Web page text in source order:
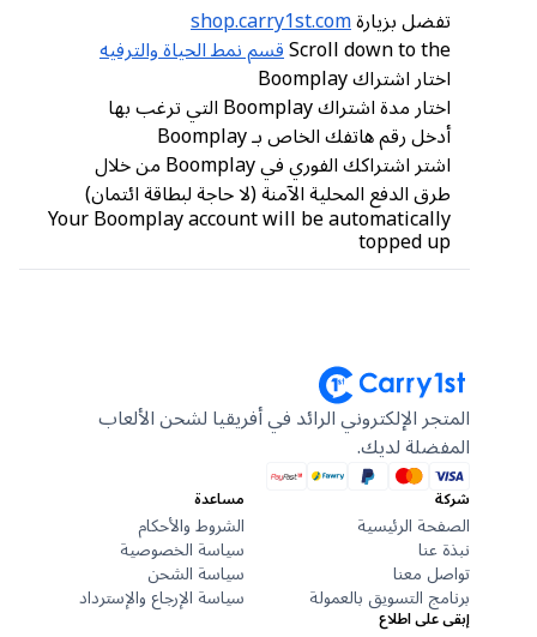
تفضل بزيارةshop.carry1st.com
Scroll down to theقسم نمط الحياة والترفيه
اختار اشتراك Boomplay
اختار مدة اشتراك Boomplay التي ترغب بها
أدخل رقم هاتفك الخاص بـ Boomplay
اشتر اشتراكك الفوري في Boomplay من خلال
طرق الدفع المحلية الآمنة (لا حاجة لبطاقة ائتمان)
Your Boomplay account will be automatically
topped up
المتجر الإلكتروني الرائد في أفريقيا لشحن الألعاب
المفضلة لديك.
الصفحة الرئيسية
نبذة عنا
تواصل معنا
برنامج التسويق بالعمولة
مساعدة
الشروط والأحكام
سياسة الخصوصية
سياسة الشحن
سياسة الإرجاع والإسترداد
إبقى على اطلاع